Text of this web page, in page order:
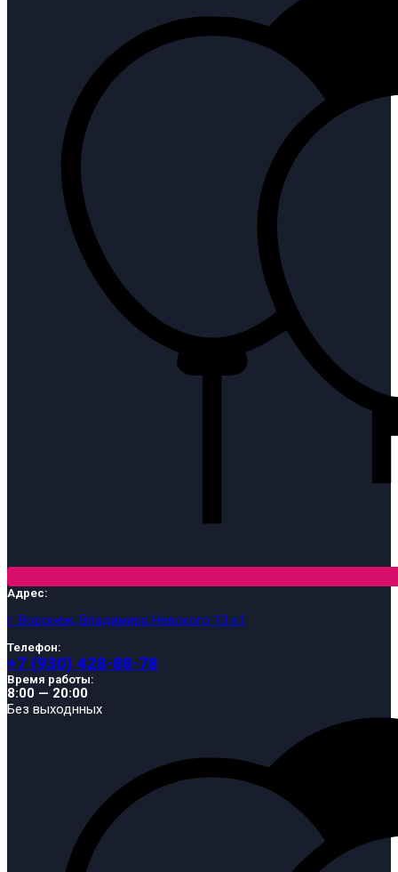
Адрес:
г. Воронеж, Владимира Невского 13 к1
Телефон:
+7 (930) 428-88-78
Время работы:
8:00 — 20:00
Без выходнных